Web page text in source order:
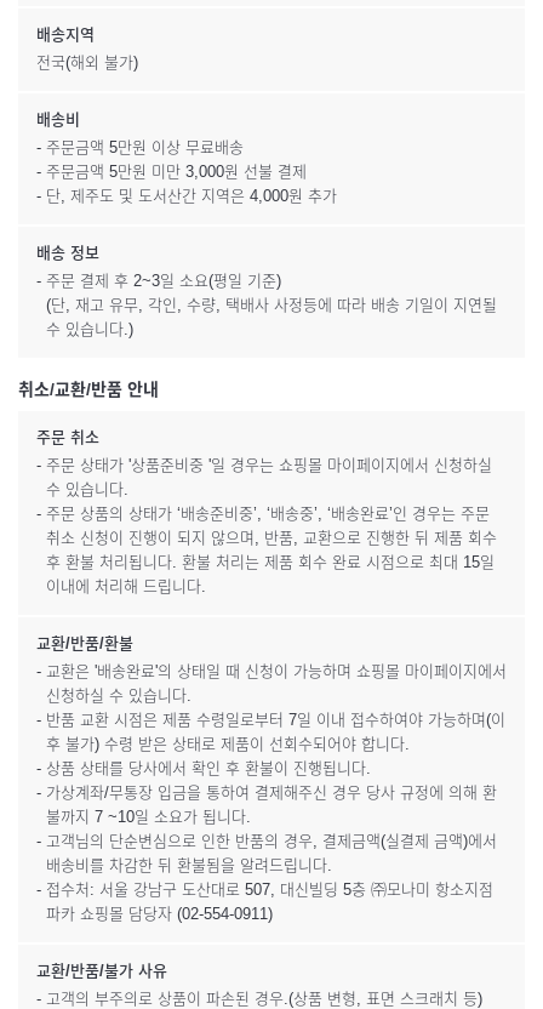
배송지역
전국(해외 불가)
배송비
- 주문금액 5만원 이상 무료배송
- 주문금액 5만원 미만 3,000원 선불 결제
- 단, 제주도 및 도서산간 지역은 4,000원 추가
배송 정보
- 주문 결제 후 2~3일 소요(평일 기준)
(단, 재고 유무, 각인, 수량, 택배사 사정등에 따라 배송 기일이 지연될
수 있습니다.)
취소/교환/반품 안내
주문 취소
- 주문 상태가 '상품준비중 '일 경우는 쇼핑몰 마이페이지에서 신청하실
수 있습니다.
- 주문 상품의 상태가 ‘배송준비중’, ‘배송중’, ‘배송완료’인 경우는 주문
취소 신청이 진행이 되지 않으며, 반품, 교환으로 진행한 뒤 제품 회수
후 환불 처리됩니다. 환불 처리는 제품 회수 완료 시점으로 최대 15일
이내에 처리해 드립니다.
교환/반품/환불
- 교환은 '배송완료'의 상태일 때 신청이 가능하며 쇼핑몰 마이페이지에서
신청하실 수 있습니다.
- 반품 교환 시점은 제품 수령일로부터 7일 이내 접수하여야 가능하며(이
후 불가) 수령 받은 상태로 제품이 선회수되어야 합니다.
- 상품 상태를 당사에서 확인 후 환불이 진행됩니다.
- 가상계좌/무통장 입금을 통하여 결제해주신 경우 당사 규정에 의해 환
불까지 7 ~10일 소요가 됩니다.
- 고객님의 단순변심으로 인한 반품의 경우, 결제금액(실결제 금액)에서
배송비를 차감한 뒤 환불됨을 알려드립니다.
- 접수처: 서울 강남구 도산대로 507, 대신빌딩 5층 ㈜모나미 항소지점
파카 쇼핑몰 담당자 (02-554-0911)
교환/반품/불가 사유
- 고객의 부주의로 상품이 파손된 경우.(상품 변형, 표면 스크래치 등)